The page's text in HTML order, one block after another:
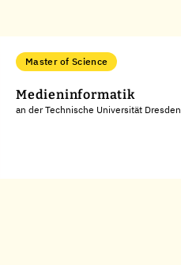
Master of Science
Medieninformatik
an der Technische Universität Dresden